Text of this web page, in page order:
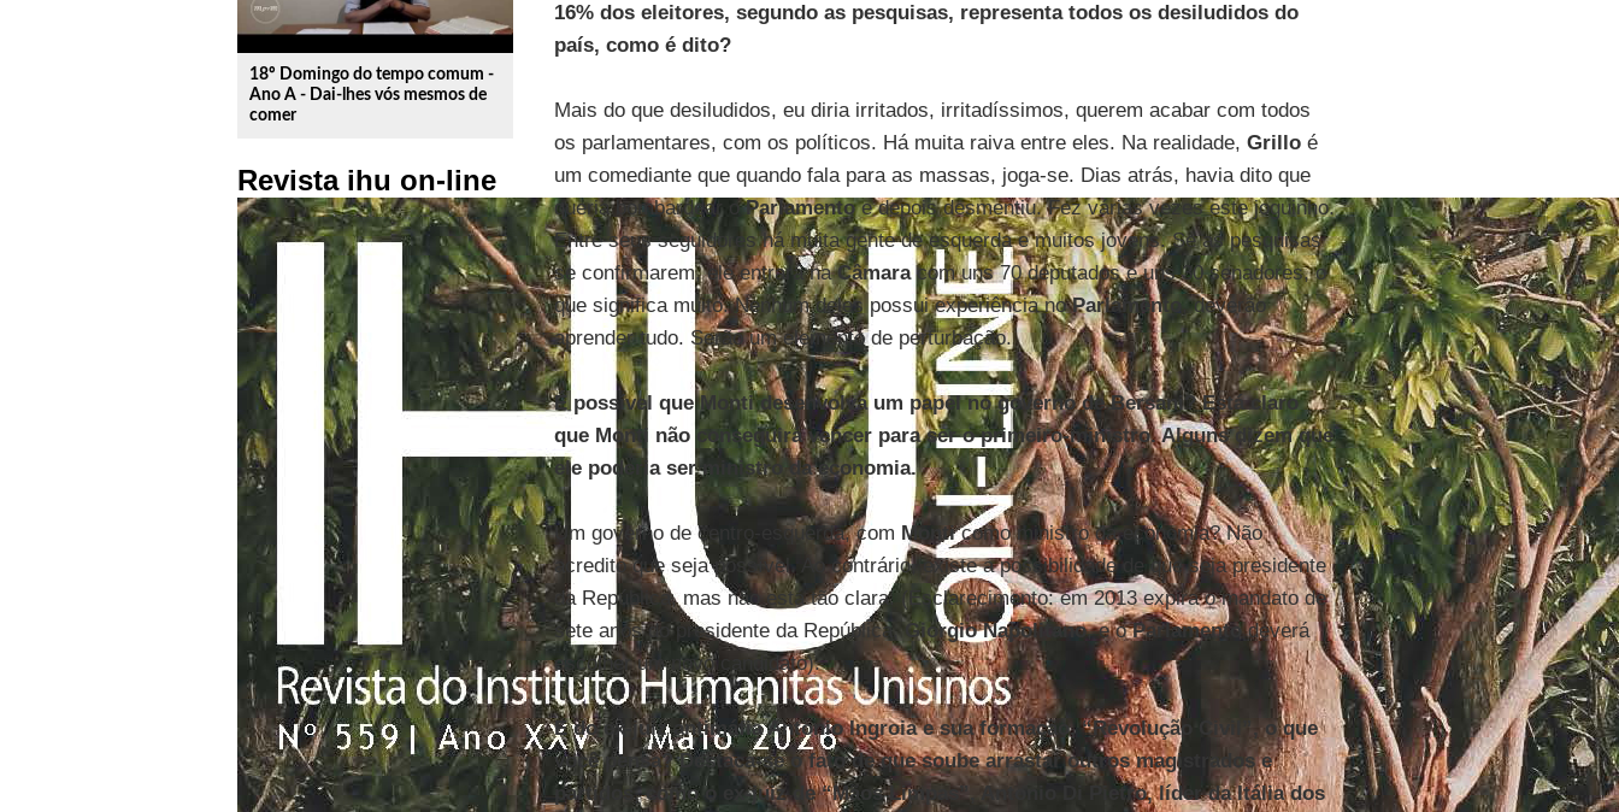
18º Domingo do tempo comum -
Ano A - Dai-lhes vós mesmos de
comer
Revista ihu on-line
16% dos eleitores, segundo as pesquisas, representa todos os desiludidos do
país, como é dito?
Mais do que desiludidos, eu diria irritados, irritadíssimos, querem acabar com todos
os parlamentares, com os políticos. Há muita raiva entre eles. Na realidade, Grillo é
um comediante que quando fala para as massas, joga-se. Dias atrás, havia dito que
queria bombardear oParlamentoe depois desmentiu. Fez várias vezes este joguinho.
Entre seus seguidores há muita gente de esquerda e muitos jovens. Se as pesquisas
se confirmarem, ele entrará naCâmaracom uns 70 deputados e uns 30 senadores, o
que significa muito. Nenhum deles possui experiência noParlamento , deverão
aprender tudo. Serão um elemento de perturbação.
É possível que Monti desenvolva um papel no governo de Bersani? Está claro
que Monti não conseguirá vencer para ser o primeiro-ministro. Alguns dizem que
ele poderia ser ministro da economia.
Um governo de centro-esquerda, com Monticomo ministro da economia? Não
acredito que seja possível. Ao contrário, existe a possibilidade de que seja presidente
da República, mas não está tão clara. (Esclarecimento: em 2013 expira o mandato de
sete anos do presidente da República, Giorgio Napolitano, e oParlamentodeverá
escolher um novo candidato).
E do ex-juiz antimáfia Antonio Ingroia e sua formação, “Revolução Civil”, o que
você pensa? Destaca-se o fato de que soube arrastar outros magistrados e
partidos, como o ex-juiz de “Mãos Limpas”, Antonio Di Pietro, líder da Itália dos